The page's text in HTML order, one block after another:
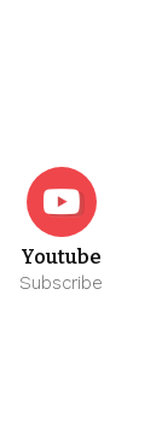
Youtube
Subscribe